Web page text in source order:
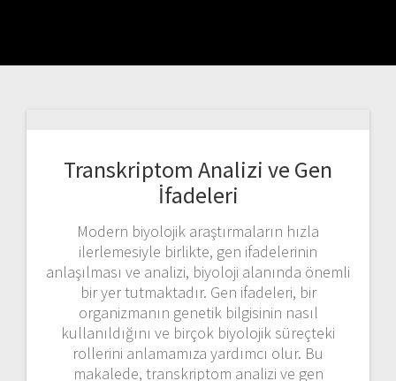
Transkriptom Analizi ve Gen
İfadeleri
Modern biyolojik araştırmaların hızla
ilerlemesiyle birlikte, gen ifadelerinin
anlaşılması ve analizi, biyoloji alanında önemli
bir yer tutmaktadır. Gen ifadeleri, bir
organizmanın genetik bilgisinin nasıl
kullanıldığını ve birçok biyolojik süreçteki
rollerini anlamamıza yardımcı olur. Bu
makalede, transkriptom analizi ve gen